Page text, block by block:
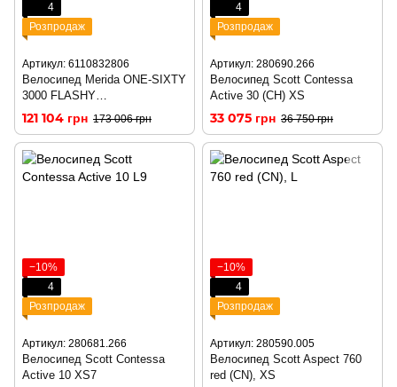
4
Розпродаж
Артикул: 6110832806
Велосипед Merida ONE-SIXTY
3000 FLASHY
GREEN/GLOSSY BLACK
121 104 грн 173 006 грн
4
Розпродаж
Артикул: 280690.266
Велосипед Scott Contessa
Active 30 (CH) XS
33 075 грн 36 750 грн
−10%
4
Розпродаж
Артикул: 280681.266
Велосипед Scott Contessa
Active 10 XS7
−10%
4
Розпродаж
Артикул: 280590.005
Велосипед Scott Aspect 760
red (CN), XS